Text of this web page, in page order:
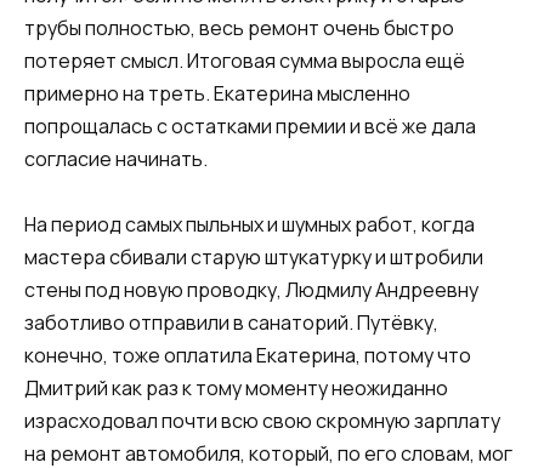
трубы полностью, весь ремонт очень быстро
потеряет смысл. Итоговая сумма выросла ещё
примерно на треть. Екатерина мысленно
попрощалась с остатками премии и всё же дала
согласие начинать.
На период самых пыльных и шумных работ, когда
мастера сбивали старую штукатурку и штробили
стены под новую проводку, Людмилу Андреевну
заботливо отправили в санаторий. Путёвку,
конечно, тоже оплатила Екатерина, потому что
Дмитрий как раз к тому моменту неожиданно
израсходовал почти всю свою скромную зарплату
на ремонт автомобиля, который, по его словам, мог